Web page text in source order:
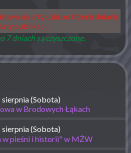
artykułu po trzech dniach
publikacji.
7 dniach są czyszczone.
sierpnia (Sobota)
w Brodowych Łąkach
sierpnia (Sobota)
w pieśni i historii" w MŻW